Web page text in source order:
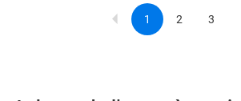
Current
page
1 Page
2 Page
3